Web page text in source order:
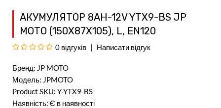
АКУМУЛЯТОР 8AH-12V YTX9-BS JP
MOTO (150Х87Х105), L, EN120
0 відгуків Написати відгук
Бренд: JP MOTO
Модель: JPMOTO
Product SKU: Y-YTX9-BS
Наявність: Є в наявності